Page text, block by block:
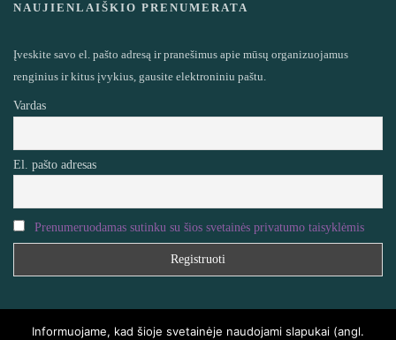
NAUJIENLAIŠKIO PRENUMERATA
Įveskite savo el. pašto adresą ir pranešimus apie mūsų organizuojamus
renginius ir kitus įvykius, gausite elektroniniu paštu.
Vardas
El. pašto adresas
Prenumeruodamas sutinku su šios svetainės privatumo taisyklėmis
Informuojame, kad šioje svetainėje naudojami slapukai (angl.